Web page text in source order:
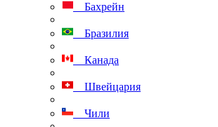
Бахрейн
Бразилия
Канада
Швейцария
Чили